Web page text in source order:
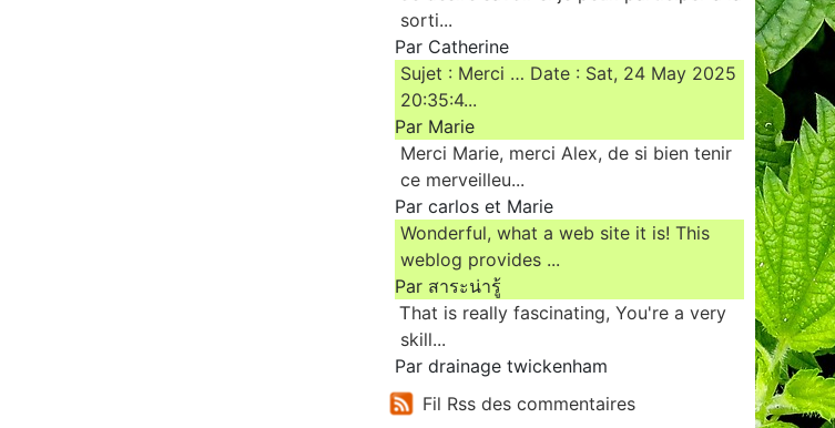
sorti...
Par Catherine
Sujet : Merci … Date : Sat, 24 May 2025
20:35:4...
Par Marie
Merci Marie, merci Alex, de si bien tenir
ce merveilleu...
Par carlos et Marie
Wonderful, what a web site it is! This
weblog provides ...
Par สาระน่ารู้
Ꭲhat is really fascinating, You'rе a very
skill...
Par drainage twickenham
Fil Rss des commentaires